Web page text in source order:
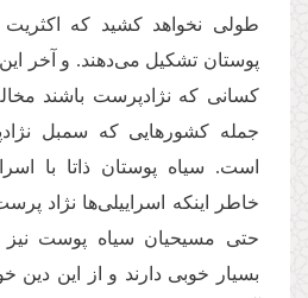
طولی نخواهد کشید که اکثریت
پوستان تشکیل می‌دهند. و آخر این
کسانی که نژادپرست باشند
جمله کشورهایی که سمبل
است. سیاه پوستان ذاتا با
خاطر اینکه اسراییلی‌ها نژاد
حتی مسیحیان سیاه پوست
بسیار خوبی دارند و از این دین